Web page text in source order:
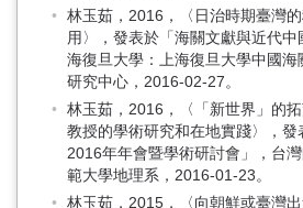
林玉茹，2016，〈日治時期臺灣
用〉，發表於「海關文獻與近代中
海復旦大學：上海復旦大學中國海
研究中心，2016-02-27。
林玉茹，2016，〈「新世界」的
教授的學術研究和在地實踐〉，發
2016年年會暨學術研討會」，台
範大學地理系，2016-01-23。
林玉茹，2015，〈向朝鮮或臺灣